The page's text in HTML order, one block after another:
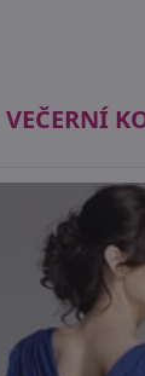
VEČERNÍ